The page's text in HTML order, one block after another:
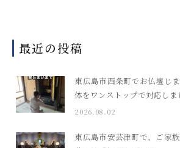
最近の投稿
東広島市西条町でお仏壇じ
体をワンストップで対応しま
2026.08.02
東広島市安芸津町で、ご家